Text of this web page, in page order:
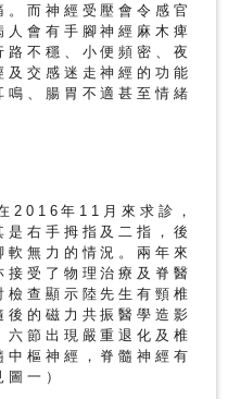
而神經受壓會令感官
會有手腳神經麻木痺
不穩、小便頻密、夜
交感迷走神經的功能
、腸胃不適甚至情緒
2016年11月來求診，
右手拇指及二指，後
無力的情況。兩年來
受了物理治療及脊醫
查顯示陸先生有頸椎
的磁力共振醫學造影
節出現嚴重退化及椎
樞神經，脊髓神經有
一）